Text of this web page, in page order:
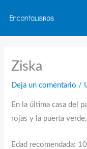
contenido
Ziska
Deja un comentario /
En la última casa del
rojas y la puerta
Edad recomendada: